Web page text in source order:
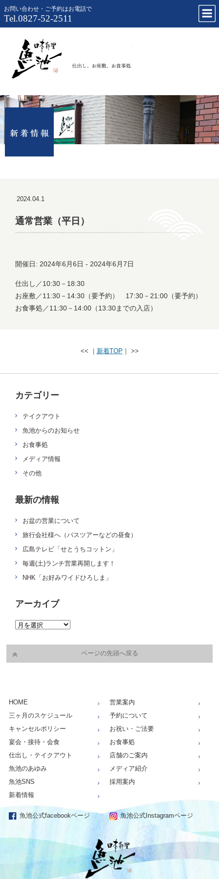
お問い合わせ・ご予約はお電話で
Tel.0827-52-2511
2024.04.1
通常営業（平日）
開催日: 2024年6月6日 - 2024年6月7日
仕出し／10:30－18:30
お座敷／11:30－14:30（要予約） 17:30－21:00（要予約）
お食事処／11:30－14:00（13:30までの入店）
<< ｜ 新着TOP ｜ >>
カテゴリー
テイクアウト
魚池からのお知らせ
お食事処
メディア情報
その他
最新の情報
お盆の営業について
旅行会社様へ（バスツアーなどの昼食）
広島テレビ「せとうちコットン」
毎週(土)ランチ営業再開します！
NHK「お好みワイドひろしま」
アーカイブ
ページの先頭へ戻る
HOME
営業案内
三ヶ月のスケジュール
予約について
キャンセルポリシー
お祝い・ご法要
宴会・接待・会食
お食事処
仕出し・テイクアウト
店舗のご案内
魚池のあゆみ
メディア紹介
魚池SNS
採用案内
新着情報
魚池公式facebookページ 魚池公式Instagramページ
仕出し、お